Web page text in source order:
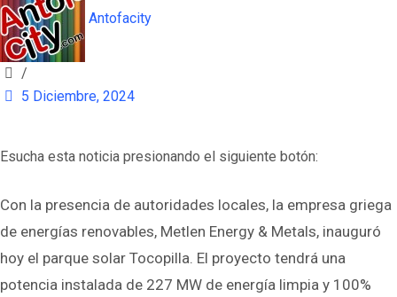
Antofacity
/
5 Diciembre, 2024
Esucha esta noticia presionando el siguiente botón:
Con la presencia de autoridades locales, la empresa griega
de energías renovables, Metlen Energy & Metals, inauguró
hoy el parque solar Tocopilla. El proyecto tendrá una
potencia instalada de 227 MW de energía limpia y 100%